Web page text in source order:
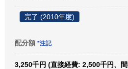
完了 (2010年度)
配分額 *注記
3,250千円 (直接経費: 2,500千円、